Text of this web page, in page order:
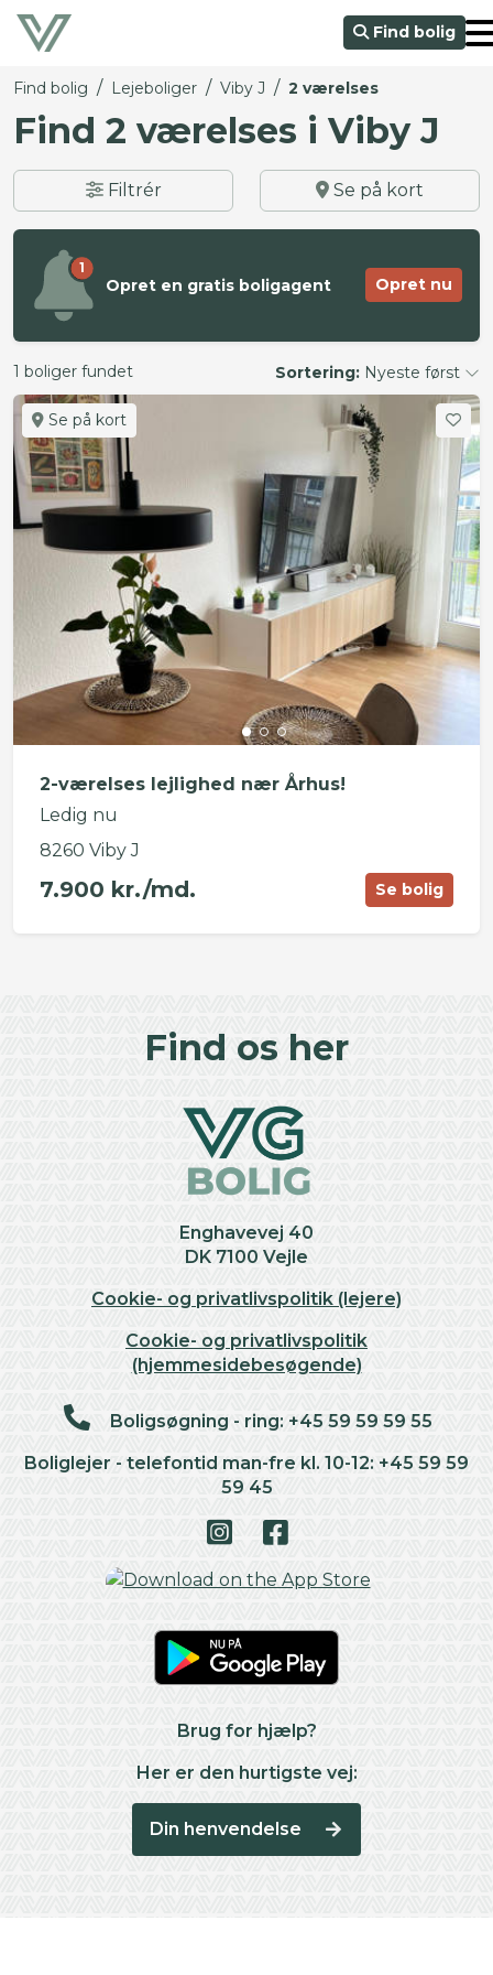
Find bolig
Find bolig / Lejeboliger / Viby J / 2 værelses
Find 2 værelses i Viby J
Filtrér Se på kort
1
Opret en gratis boligagent Opret nu
1 boliger fundet Sortering: Nyeste først
Se på kort
2-værelses lejlighed nær Århus!
Ledig nu
8260 Viby J
7.900 kr./md. Se bolig
Find os her
Enghavevej 40
DK 7100 Vejle
Cookie- og privatlivspolitik (lejere)
Cookie- og privatlivspolitik
(hjemmesidebesøgende)
Boligsøgning - ring: +45 59 59 59 55
Boliglejer - telefontid man-fre kl. 10-12: +45 59 59
59 45
Brug for hjælp?
Her er den hurtigste vej:
Din henvendelse